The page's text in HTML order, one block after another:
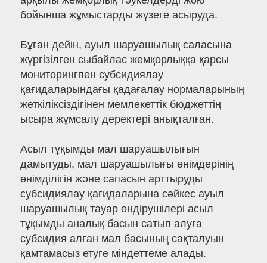
бойынша жұмыстарды жүзеге асыруда.
Бұған дейін, ауыл шаруашылық саласына
жүргізілген сыбайлас жемқорлыққа қарсы
мониторингпен субсидиялау
қағидаларындағы қадағалау нормаларының
жеткіліксіздігінен мемлекеттік бюджеттің
ысыра жұмсалу деректері анықталған.
Асыл тұқымды мал шаруашылығын
дамытуды, мал шаруашылығы өнімдерінің
өнімділігін және сапасын арттыруды
субсидиялау қағидаларына сәйкес ауыл
шаруашылық тауар өндірушілері асыл
тұқымды аналық басын сатып алуға
субсидия алған мал басының сақталуын
қамтамасыз етуге міндеттеме алады.